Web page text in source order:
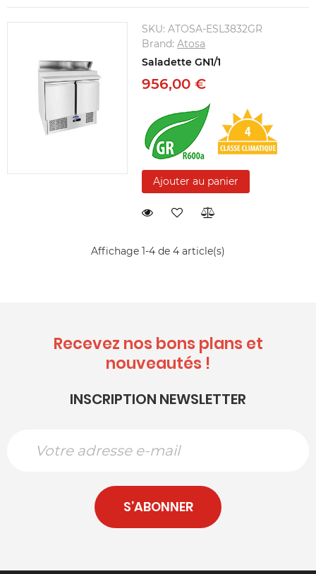
SKU:ATOSA-ESL3832GR
Brand:Atosa
Saladette GN1/1
956,00 €
Ajouter au panier
Affichage 1-4 de 4 article(s)
Recevez nos bons plans et
nouveautés !
INSCRIPTION NEWSLETTER
S’ABONNER